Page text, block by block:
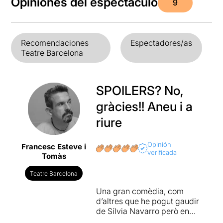
9
Recomendaciones
Teatre Barcelona
Espectadores/as
Francesc Esteve i
Tomàs
Teatre Barcelona
SPOILERS? No,
gràcies!! Aneu i a
riure
Opinión
verificada
Una gran comèdia, com
d’altres que he pogut gaudir
de Sílvia Navarro però en